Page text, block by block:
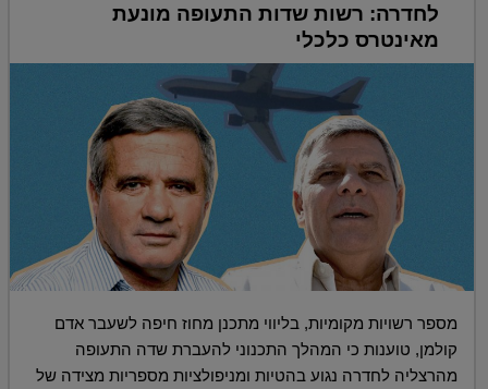
לחדרה: רשות שדות התעופה מונעת
מאינטרס כלכלי
מספר רשויות מקומיות, בליווי מתכנן מחוז חיפה לשעבר אדם
קולמן, טוענות כי המהלך התכנוני להעברת שדה התעופה
מהרצליה לחדרה נגוע בהטיות ומניפולציות מספריות מצידה של